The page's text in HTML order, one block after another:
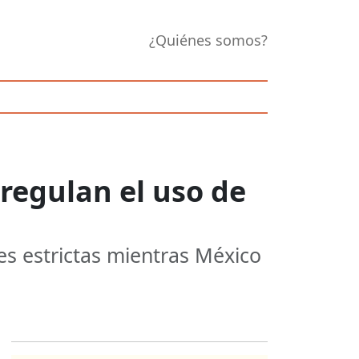
¿Quiénes somos?
el uso de
estrictas mientras México